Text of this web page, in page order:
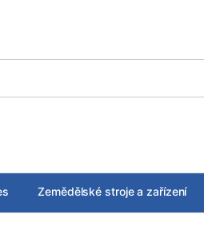
Zemědělské stroje a zařízení